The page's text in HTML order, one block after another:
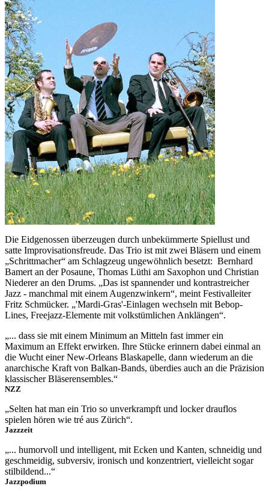
Die Eidgenossen überzeugen durch unbekümmerte Spiellust und
satte Improvisationsfreude. Das Trio ist mit zwei Bläsern und einem
„Schrittmacher“ am Schlagzeug ungewöhnlich besetzt: Bernhard
Bamert an der Posaune, Thomas Lüthi am Saxophon und Christian
Niederer an den Drums. „Das ist spannender und kontrastreicher
Jazz - manchmal mit einem Augenzwinkern“, meint Festivalleiter
Fritz Schmücker. „'Mardi-Gras'-Einlagen wechseln mit Bebop-
Lines, Freejazz-Elemente mit volkstümlichen Anklängen“.
„... dass sie mit einem Minimum an Mitteln fast immer ein
Maximum an Effekt erwirken. Ihre Stücke erinnern dabei einmal an
die Wucht einer New-Orleans Blaskapelle, dann wiederum an die
anarchische Kraft von Balkan-Bands, überdies auch an die Präzision
klassischer Bläserensembles.“
NZZ
„Selten hat man ein Trio so unverkrampft und locker drauflos
spielen hören wie tré aus Zürich“.
Jazzzeit
„... humorvoll und intelligent, mit Ecken und Kanten, schneidig und
geschmeidig, subversiv, ironisch und konzentriert, vielleicht sogar
stilbildend...“
Jazzpodium